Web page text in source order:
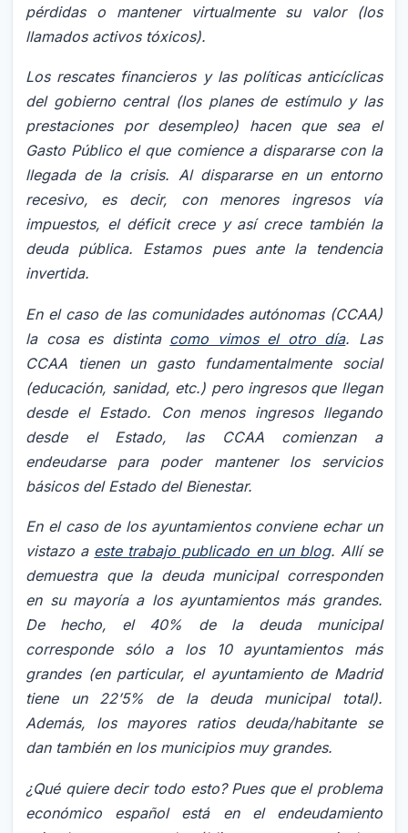
pérdidas o mantener virtualmente su valor (los
llamados activos tóxicos).
Los rescates financieros y las políticas anticíclicas
del gobierno central (los planes de estímulo y las
prestaciones por desempleo) hacen que sea el
Gasto Público el que comience a dispararse con la
llegada de la crisis. Al dispararse en un entorno
recesivo, es decir, con menores ingresos vía
impuestos, el déficit crece y así crece también la
deuda pública. Estamos pues ante la tendencia
invertida.
En el caso de las comunidades autónomas (CCAA)
la cosa es distinta como vimos el otro día. Las
CCAA tienen un gasto fundamentalmente social
(educación, sanidad, etc.) pero ingresos que llegan
desde el Estado. Con menos ingresos llegando
desde el Estado, las CCAA comienzan a
endeudarse para poder mantener los servicios
básicos del Estado del Bienestar.
En el caso de los ayuntamientos conviene echar un
vistazo a este trabajo publicado en un blog. Allí se
demuestra que la deuda municipal corresponden
en su mayoría a los ayuntamientos más grandes.
De hecho, el 40% de la deuda municipal
corresponde sólo a los 10 ayuntamientos más
grandes (en particular, el ayuntamiento de Madrid
tiene un 22’5% de la deuda municipal total).
Además, los mayores ratios deuda/habitante se
dan también en los municipios muy grandes.
¿Qué quiere decir todo esto? Pues que el problema
económico español está en el endeudamiento